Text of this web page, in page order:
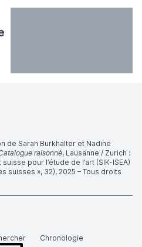
de Sarah Burkhalter et Nadine
raisonné, Lausanne / Zurich :
pour l’étude de l’art (SIK-ISEA)
suisses », 32), 2025 – Tous droits
Chronologie